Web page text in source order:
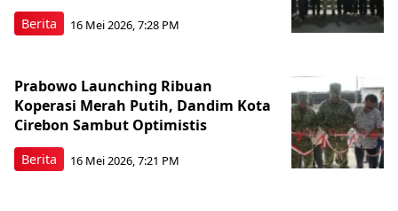
Berita 16 Mei 2026, 7:28 PM
Berita
Prabowo Launching Ribuan
Koperasi Merah Putih, Dandim Kota
Cirebon Sambut Optimistis
16 Mei 2026, 7:21 PM